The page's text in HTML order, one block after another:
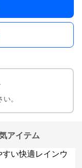
。
アイテム